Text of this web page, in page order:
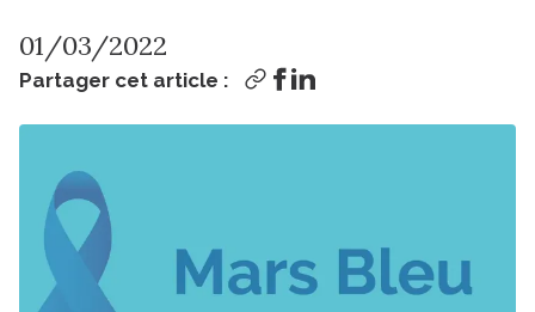
01/03/2022
Partager cet article :